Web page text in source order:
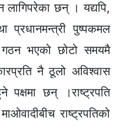
लागिपरेका छन् । यद्यपि,
प्रधानमन्त्री पुष्पकमल
गठन भएको छोटो समयमै
नै ठूलो अविश्वास
पक्षमा छन् ।राष्ट्रपति
राष्ट्रपतिको